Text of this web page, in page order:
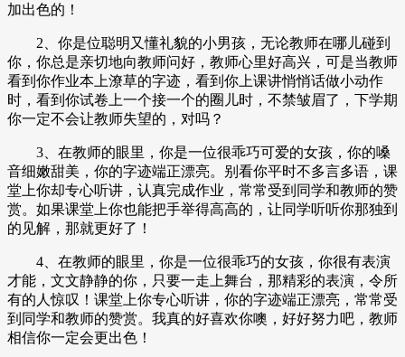
加出色的！
2、你是位聪明又懂礼貌的小男孩，无论教师在哪儿碰到
你，你总是亲切地向教师问好，教师心里好高兴，可是当教师
看到你作业本上潦草的字迹，看到你上课讲悄悄话做小动作
时，看到你试卷上一个接一个的圈儿时，不禁皱眉了，下学期
你一定不会让教师失望的，对吗？
3、在教师的眼里，你是一位很乖巧可爱的女孩，你的嗓
音细嫩甜美，你的字迹端正漂亮。别看你平时不多言多语，课
堂上你却专心听讲，认真完成作业，常常受到同学和教师的赞
赏。如果课堂上你也能把手举得高高的，让同学听听你那独到
的见解，那就更好了！
4、在教师的眼里，你是一位很乖巧的女孩，你很有表演
才能，文文静静的你，只要一走上舞台，那精彩的表演，令所
有的人惊叹！课堂上你专心听讲，你的字迹端正漂亮，常常受
到同学和教师的赞赏。我真的好喜欢你噢，好好努力吧，教师
相信你一定会更出色！